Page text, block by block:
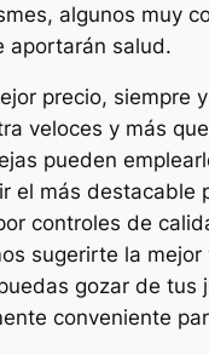
algunos muy
aportarán salud.
precio, siempre
veloces y más
pueden
el más destacable
controles de
sugerirte la
gozar de tus
conveniente